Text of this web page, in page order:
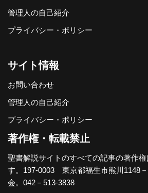
管理人の自己紹介
プライバシー・ポリシー
サイト情報
お問い合わせ
管理人の自己紹介
プライバシー・ポリシー
著作権・転載禁止
聖書解説サイトのすべての記事の著作
す。197-0003 東京都福生市熊川1148
会。042－513-3838